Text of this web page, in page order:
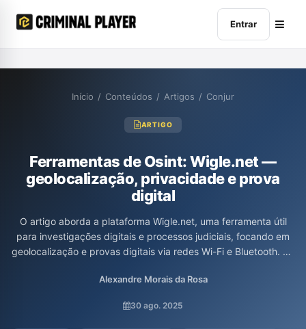
Entrar
Início / Conteúdos / Artigos / Conjur
ARTIGO
Ferramentas de Osint: Wigle.net —
geolocalização, privacidade e prova
digital
O artigo aborda a plataforma Wigle.net, uma ferramenta útil
para investigações digitais e processos judiciais, focando em
geolocalização e provas digitais via redes Wi-Fi e Bluetooth. Os
dispositivos e indivíduos, além de destacar limitações como
ressaltam a importância do uso responsável da plataforma,
Alexandre Morais da Rosa
30 ago. 2025